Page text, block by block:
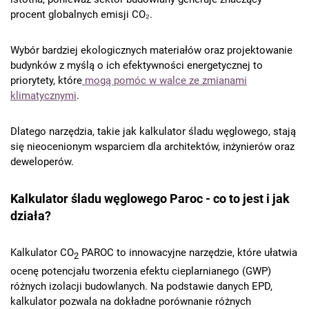
procent globalnych emisji CO₂.
Wybór bardziej ekologicznych materiałów oraz projektowanie
budynków z myślą o ich efektywności energetycznej to
priorytety, które mogą pomóc w walce ze zmianami
klimatycznymi.
Dlatego narzędzia, takie jak kalkulator śladu węglowego, stają
się nieocenionym wsparciem dla architektów, inżynierów oraz
deweloperów.
Kalkulator śladu węglowego Paroc - co to jest i jak
działa?
Kalkulator CO2 PAROC to innowacyjne narzędzie, które ułatwia
ocenę potencjału tworzenia efektu cieplarnianego (GWP)
różnych izolacji budowlanych. Na podstawie danych EPD,
kalkulator pozwala na dokładne porównanie różnych